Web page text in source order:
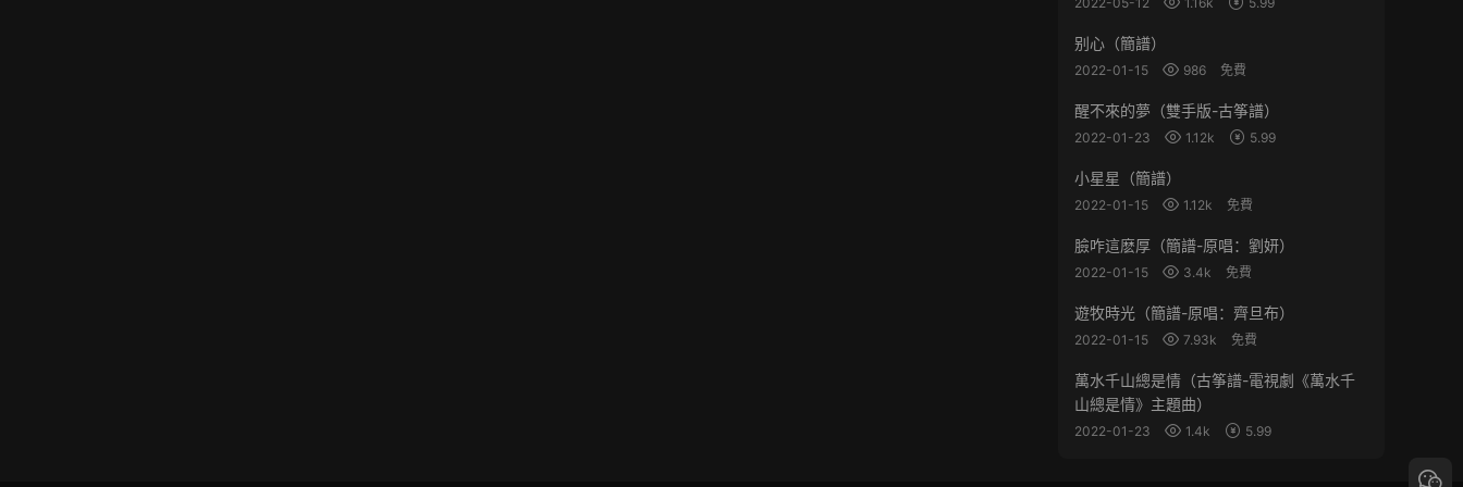
别心（簡譜）
2022-01-15 986 免費
醒不來的夢（雙手版-古筝譜）
2022-01-23 1.12k 5.99
小星星（簡譜）
2022-01-15 1.12k 免費
臉咋這麽厚（簡譜-原唱：劉妍）
2022-01-15 3.4k 免費
遊牧時光（簡譜-原唱：齊旦布）
2022-01-15 7.93k 免費
萬水千山總是情（古筝譜-電視劇《萬水千
山總是情》主題曲）
2022-01-23 1.4k 5.99